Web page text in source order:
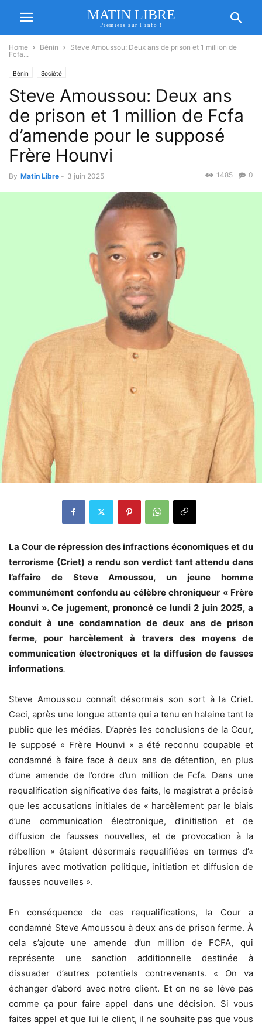
MATIN LIBRE
Premiers sur l'info !
Home Bénin
Steve Amoussou: Deux ans de prison et 1 million de
Fcfa...
Bénin Société
Steve Amoussou: Deux ans
de prison et 1 million de Fcfa
d’amende pour le supposé
Frère Hounvi
By Matin Libre - 3 juin 2025 0
1485
La Cour de répression des infractions économiques et du
terrorisme (Criet) a rendu son verdict tant attendu dans
l’affaire de Steve Amoussou, un jeune homme
communément confondu au célèbre chroniqueur « Frère
Hounvi ». Ce jugement, prononcé ce lundi 2 juin 2025, a
conduit à une condamnation de deux ans de prison
ferme, pour harcèlement à travers des moyens de
communication électroniques et la diffusion de fausses
informations.
Steve Amoussou connaît désormais son sort à la Criet.
Ceci, après une longue attente qui a tenu en haleine tant le
public que les médias. D’après les conclusions de la Cour,
le supposé « Frère Hounvi » a été reconnu coupable et
condamné à faire face à deux ans de détention, en plus
d’une amende de l’ordre d’un million de Fcfa. Dans une
requalification significative des faits, le magistrat a précisé
que les accusations initiales de « harcèlement par le biais
d’une communication électronique, d’initiation et de
diffusion de fausses nouvelles, et de provocation à la
rébellion » étaient désormais requalifiées en termes d’«
injures avec motivation politique, initiation et diffusion de
fausses nouvelles ».
En conséquence de ces requalifications, la Cour a
condamné Steve Amoussou à deux ans de prison ferme. À
cela s’ajoute une amende d’un million de FCFA, qui
représente une sanction additionnelle destinée à
dissuader d’autres potentiels contrevenants. « On va
échanger d’abord avec notre client. Et on ne se lève pas
comme ça pour faire appel dans une décision. Si vous
faites appel et que lui le client, il ne souhaite pas que vous